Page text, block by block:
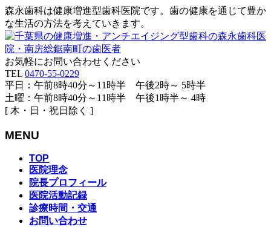
森永歯科は健康増進型歯科医院です。歯の健康を通じて豊か
な生活の方法を考えていきます。
お気軽にお問い合わせください
TEL 0470-55-0229
平日：午前8時40分～11時半 午後2時～ 5時半
土曜：午前8時40分～11時半 午後1時半～ 4時
[ 木・日・祝日除く ]
MENU
TOP
医院理念
院長プロフィール
医院活動記録
診療時間・交通
お問い合わせ